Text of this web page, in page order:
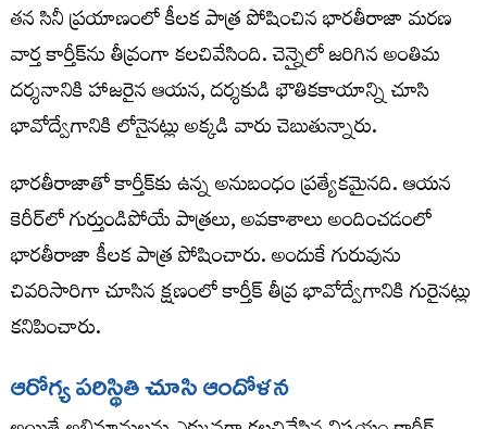
తన సినీ ప్రయాణంలో కీలక పాత్ర పోషించిన భారతీరాజా మరణ
వార్త కార్తీక్‌ను తీవ్రంగా కలచివేసింది. చెన్నైలో జరిగిన అంతిమ
దర్శనానికి హాజరైన ఆయన, దర్శకుడి భౌతికకాయాన్ని చూసి
భావోద్వేగానికి లోనైనట్లు అక్కడి వారు చెబుతున్నారు.
భారతీరాజాతో కార్తీక్‌కు ఉన్న అనుబంధం ప్రత్యేకమైనది. ఆయన
కెరీర్‌లో గుర్తుండిపోయే పాత్రలు, అవకాశాలు అందించడంలో
భారతీరాజా కీలక పాత్ర పోషించారు. అందుకే గురువును
చివరిసారిగా చూసిన క్షణంలో కార్తీక్ తీవ్ర భావోద్వేగానికి గురైనట్లు
కనిపించారు.
ఆరోగ్య పరిస్థితి చూసి ఆందోళన